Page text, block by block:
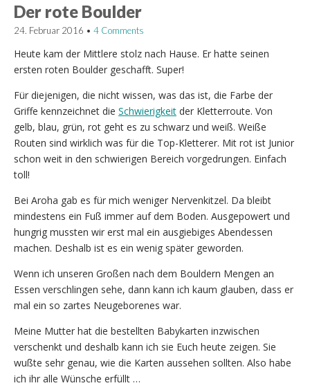
Der rote Boulder
24. Februar 2016 • 4 Comments
Heute kam der Mittlere stolz nach Hause. Er hatte seinen
ersten roten Boulder geschafft. Super!
Für diejenigen, die nicht wissen, was das ist, die Farbe der
Griffe kennzeichnet die Schwierigkeit der Kletterroute. Von
gelb, blau, grün, rot geht es zu schwarz und weiß. Weiße
Routen sind wirklich was für die Top-Kletterer. Mit rot ist Junior
schon weit in den schwierigen Bereich vorgedrungen. Einfach
toll!
Bei Aroha gab es für mich weniger Nervenkitzel. Da bleibt
mindestens ein Fuß immer auf dem Boden. Ausgepowert und
hungrig mussten wir erst mal ein ausgiebiges Abendessen
machen. Deshalb ist es ein wenig später geworden.
Wenn ich unseren Großen nach dem Bouldern Mengen an
Essen verschlingen sehe, dann kann ich kaum glauben, dass er
mal ein so zartes Neugeborenes war.
Meine Mutter hat die bestellten Babykarten inzwischen
verschenkt und deshalb kann ich sie Euch heute zeigen. Sie
wußte sehr genau, wie die Karten aussehen sollten. Also habe
ich ihr alle Wünsche erfüllt …